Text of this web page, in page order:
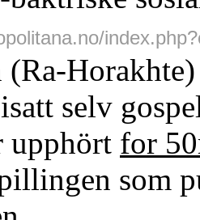
(Ra-
selv
upphört for
som